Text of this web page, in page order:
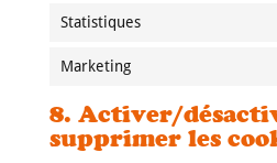
Statistiques
Marketing
8. Activer/
supprimer les